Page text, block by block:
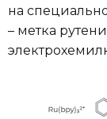
на
– метка